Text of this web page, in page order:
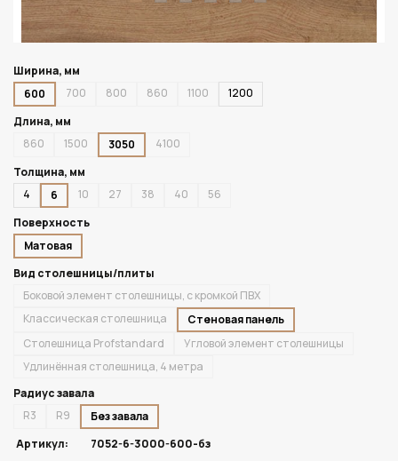
Ширина, мм
600
700 800 860 1100
1200
Длина, мм
860
1500 3050
4100
Толщина, мм
4
6 10 27 38 40
56
Поверхность
Матовая
Вид столешницы/плиты
Боковой элемент столешницы, с кромкой ПВХ
Классическая столешница
Стеновая панель
Столешница Profstandard
Угловой элемент столешницы
Удлинённая столешница, 4 метра
Радиус завала
R3
R9
Без завала
Артикул:
7052-6-3000-600-бз